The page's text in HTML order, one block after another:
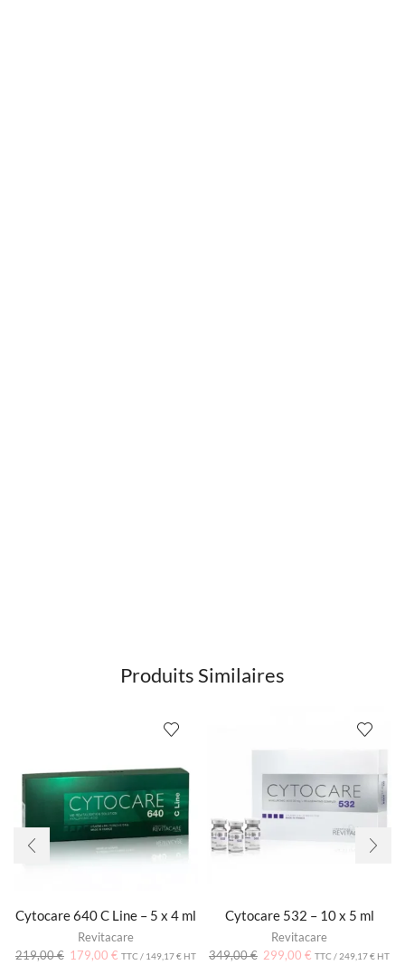
Produits Similaires
Cytocare 640 C Line – 5 x 4 ml
Revitacare
219,00€ 179,00 € TTC / 149,17€ HT
Cytocare 532 – 10 x 5 ml
Revitacare
349,00€ 299,00 € TTC / 249,17€ HT